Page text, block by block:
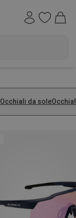
Occhiali da sole